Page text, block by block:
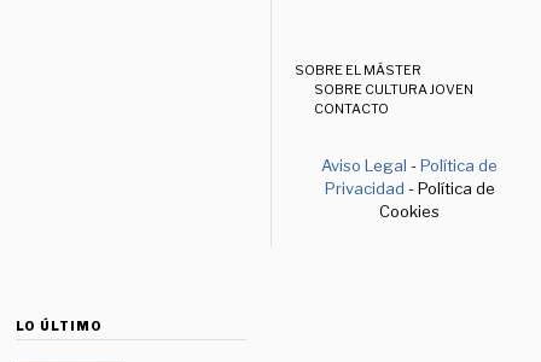
SOBRE EL MÁSTER
SOBRE CULTURA JOVEN
CONTACTO
Aviso Legal -Política de
Privacidad - Política de
Cookies
LO ÚLTIMO